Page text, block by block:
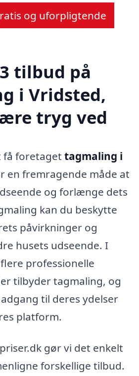
og uforpligtende
tilbud på
i Vridsted,
tryg ved
få foretaget tagmaling i
en fremragende måde at
og forlænge dets
kan du beskytte
påvirkninger og
husets udseende. I
professionelle
tilbyder tagmaling, og
til deres ydelser
platform.
gør vi det enkelt
forskellige tilbud.